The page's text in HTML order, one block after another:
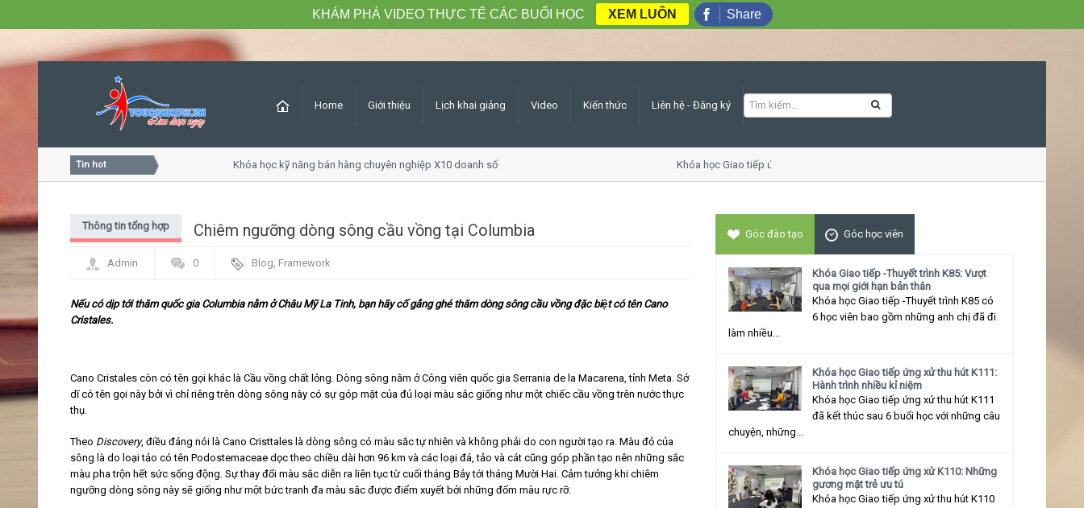
Home Giới thiệu Lịch khai giảng Video Kiến thức Liên hệ - Đăng ký
Tin hot
khách hàng chuyên nghiệp Khóa học kỹ năng bán hàng chuyên nghiệp X10 doanh số Khóa học Giao tiếp ứng xử thu hút
Chiêm ngưỡng dòng sông cầu vồng tại Columbia
Thông tin tổng hợp
Admin 0 Blog, Framework
Nếu có dịp tới thăm quốc gia Columbia nằm ở Châu Mỹ La Tinh, bạn hãy cố gắng ghé thăm dòng sông cầu vồng đặc biệt có tên Cano
Cristales.
Cano Cristales còn có tên gọi khác là Cầu vồng chất lỏng. Dòng sông nằm ở Công viên quốc gia Serrania de la Macarena, tỉnh Meta. Sở
dĩ có tên gọi này bởi vì chỉ riêng trên dòng sông này có sự góp mặt của đủ loại màu sắc giống như một chiếc cầu vồng trên nước thực
thụ.
Theo Discovery, điều đáng nói là Cano Cristtales là dòng sông có màu sắc tự nhiên và không phải do con người tạo ra. Màu đỏ của
sông là do loại tảo có tên Podostemaceae dọc theo chiều dài hơn 96 km và các loại đá, tảo và cát cũng góp phần tạo nên những sắc
màu pha trộn hết sức sống động. Sự thay đổi màu sắc diễn ra liên tục từ cuối tháng Bảy tới tháng Mười Hai. Cảm tưởng khi chiêm
ngưỡng dòng sông này sẽ giống như một bức tranh đa màu sắc được điểm xuyết bởi những đốm màu rực rỡ.
Góc đào tạo Góc học viên
Khóa Giao tiếp -Thuyết trình K85: Vượt
qua mọi giới hạn bản thân
Khóa học Giao tiếp -Thuyết trình K85 có
6 học viên bao gồm những anh chị đã đi
làm nhiều...
Khóa học Giao tiếp ứng xử thu hút K111:
Hành trình nhiều kỉ niệm
Khóa học Giao tiếp ứng xử thu hút K111
đã kết thúc sau 6 buổi học với những câu
chuyện, những...
Khóa học Giao tiếp ứng xử K110: Những
gương mặt trẻ ưu tú
Khóa học Giao tiếp ứng xử thu hút K110
KHÁM PHÁ VIDEO THỰC TẾ CÁC BUỔI HỌC XEM LUÔN Share